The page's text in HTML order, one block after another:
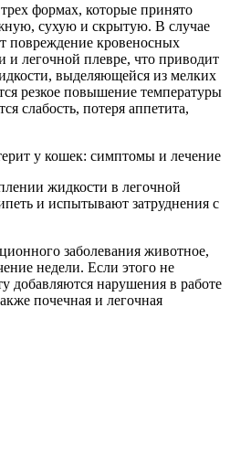
формах, которые принято
сухую и скрытую. В случае
повреждение кровеносных
и легочной плевре, что приводит
выделяющейся из мелких
резкое повышение температуры
слабость, потеря аппетита,
у кошек: симптомы и лечение
жидкости в легочной
и испытывают затруднения с
заболевания животное,
недели. Если этого не
добавляются нарушения в работе
почечная и легочная